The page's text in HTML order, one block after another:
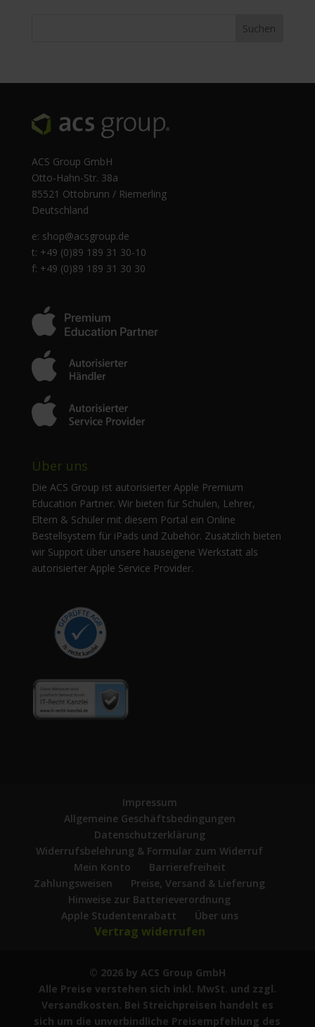
ACS Group GmbH
Otto-Hahn-Str. 38a
85521 Ottobrunn / Riemerling
Deutschland
e: shop@acsgroup.de
t: +49 (0)89 189 31 30-10
f: +49 (0)89 189 31 30 30
Über uns
Die ACS Group ist autorisierter Apple Premium
Education Partner. Wir bieten für Schulen, Lehrer,
Eltern & Schüler mit diesem Portal ein Online
Bestellsystem für iPads und Zubehör. Zusätzlich bieten
wir Support über unsere hauseigene Werkstatt als
autorisierter Apple Service Provider.
Impressum
Allgemeine Geschäftsbedingungen
Datenschutzerklärung
Widerrufsbelehrung & Formular zum Widerruf
Mein Konto
Barrierefreiheit
Zahlungsweisen
Preise, Versand & Lieferung
Hinweise zur Batterieverordnung
Apple Studentenrabatt
Über uns
Vertrag widerrufen
© 2026 by ACS Group GmbH
Alle Preise verstehen sich inkl. MwSt. und zzgl.
Versandkosten. Bei Streichpreisen handelt es
sich um die unverbindliche Preisempfehlung des